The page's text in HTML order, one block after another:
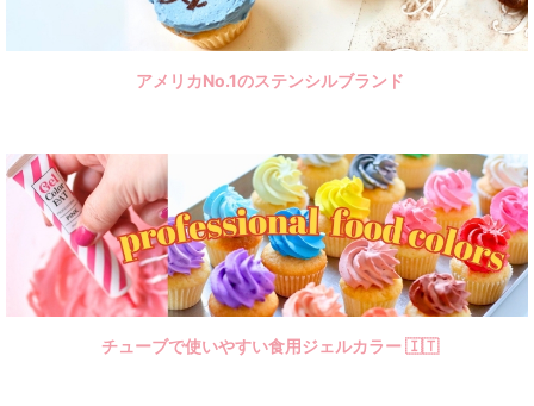
ファンタジー
トラベル
乗物
アメリカNo.1のステンシルブランド
チューブで使いやすい食用ジェルカラー 🇮🇹